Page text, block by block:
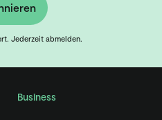
Jederzeit abmelden.
Business